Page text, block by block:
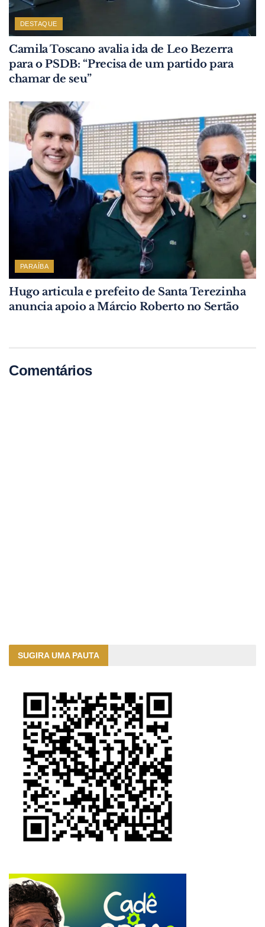
DESTAQUE
Camila Toscano avalia ida de Leo Bezerra
para o PSDB: “Precisa de um partido para
chamar de seu”
PARAÍBA
Hugo articula e prefeito de Santa Terezinha
anuncia apoio a Márcio Roberto no Sertão
Comentários
SUGIRA UMA PAUTA